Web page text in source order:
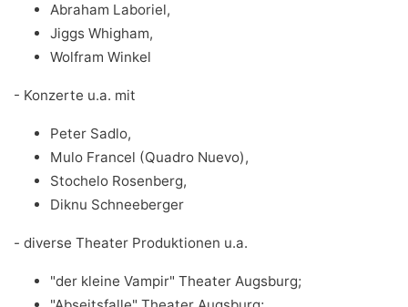
Abraham Laboriel,
Jiggs Whigham,
Wolfram Winkel
- Konzerte u.a. mit
Peter Sadlo,
Mulo Francel (Quadro Nuevo),
Stochelo Rosenberg,
Diknu Schneeberger
- diverse Theater Produktionen u.a.
"der kleine Vampir" Theater Augsburg;